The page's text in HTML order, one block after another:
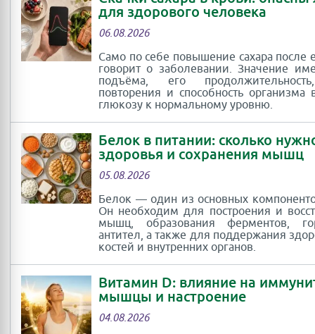
для здорового человека
06.08.2026
Само по себе повышение сахара после
говорит о заболевании. Значение
подъёма, его
повторения и способность организма
глюкозу к нормальному уровню.
Белок в питании: сколько
здоровья и сохранения мышц
05.08.2026
Белок — один из основных
Он необходим для построения и
мышц, образования ферментов,
антител, а также для поддержания
костей и внутренних органов.
Витамин D: влияние на
мышцы и настроение
04.08.2026